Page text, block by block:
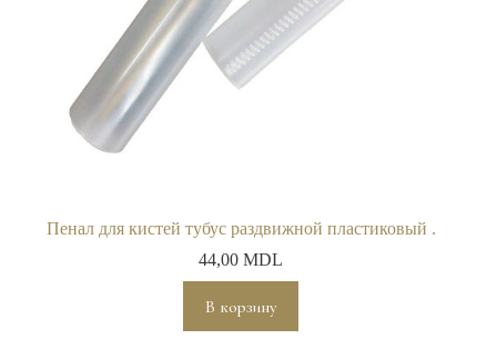
Пенал для кистей тубус раздвижной пластиковый .
44,00MDL
В корзину